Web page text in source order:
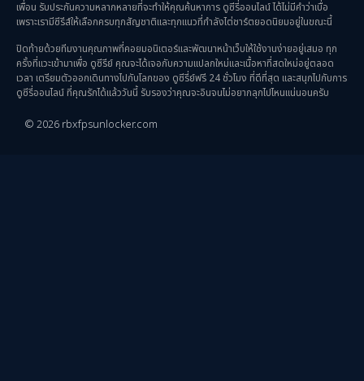
survival เอาตัวรอด (24)
Thriller ระทึกขวัญ (93)
Uncategorized (2)
War สงคราม
เพื่อน รับประกันความหลากหลายที่จะทำให้คุณค้นหาการ ดูซีรี่ออนไลน์ ได้ไม่มีคำว่าเบื่อ
เพราะเรามีซีรีส์ให้เลือกครบทุกสัญชาติและทุกแนวที่กำลังไต่ชาร์ตยอดนิยมอยู่ในขณะนี้
ปิดท้ายด้วยทีมงานคุณภาพที่คอยมอนิเตอร์และพัฒนาหน้าเว็บให้ใช้งานง่ายอยู่เสมอ ทุก
ครั้งที่แวะเข้ามาเพื่อ ดูซีรีย์ คุณจะได้เจอกับความแปลกใหม่และเนื้อหาที่สดใหม่อยู่ตลอด
เวลา เตรียมตัวออกเดินทางไปกับโลกของ ดูซีรี่ย์ฟรี 24 ชั่วโมง ที่ดีที่สุด และสนุกไปกับการ
ดูซีรี่ออนไลน์ ที่คุณรักได้แล้ววันนี้ รับรองว่าคุณจะอินจนไม่อยากลุกไปไหนแน่นอนครับ
© 2026 rbxfpsunlocker.com